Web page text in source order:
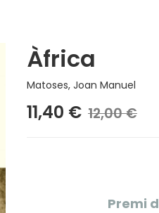
Àfrica
Matoses, Joan Manuel
11,40 € 12,00 €
Premi